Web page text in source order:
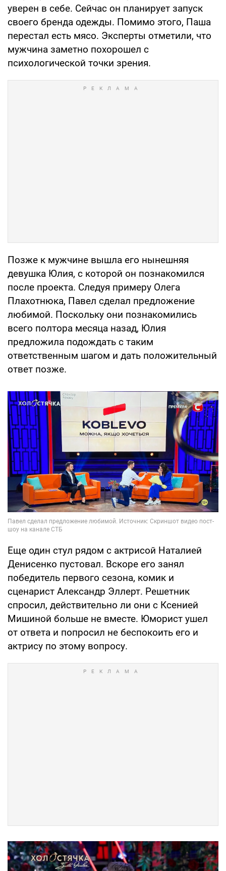
уверен в себе. Сейчас он планирует запуск
своего бренда одежды. Помимо этого, Паша
перестал есть мясо. Эксперты отметили, что
мужчина заметно похорошел с
психологической точки зрения.
Позже к мужчине вышла его нынешняя
девушка Юлия, с которой он познакомился
после проекта. Следуя примеру Олега
Плахотнюка, Павел сделал предложение
любимой. Поскольку они познакомились
всего полтора месяца назад, Юлия
предложила подождать с таким
ответственным шагом и дать положительный
ответ позже.
Еще один стул рядом с актрисой Наталией
Денисенко пустовал. Вскоре его занял
победитель первого сезона, комик и
сценарист Александр Эллерт. Решетник
спросил, действительно ли они с Ксенией
Мишиной больше не вместе. Юморист ушел
от ответа и попросил не беспокоить его и
актрису по этому вопросу.